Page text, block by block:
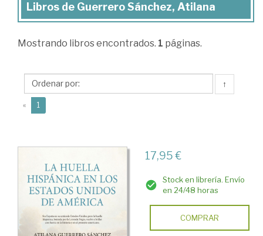
Libros
Guerrero
Atilana
Libros de Guerrero Sánchez, Atilana
Mostrando libros encontrados. 1 páginas.
↑
« 1
17,95 €
Stock en librería. Envío
en 24/48 horas
COMPRAR